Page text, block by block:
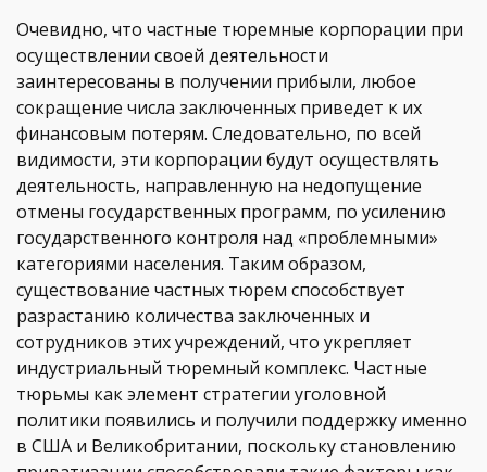
Очевидно, что частные тюремные корпорации при
осуществлении своей деятельности
заинтересованы в получении прибыли, любое
сокращение числа заключенных приведет к их
финансовым потерям. Следовательно, по всей
видимости, эти корпорации будут осуществлять
деятельность, направленную на недопущение
отмены государственных программ, по усилению
государственного контроля над «проблемными»
категориями населения. Таким образом,
существование частных тюрем способствует
разрастанию количества заключенных и
сотрудников этих учреждений, что укрепляет
индустриальный тюремный комплекс. Частные
тюрьмы как элемент стратегии уголовной
политики появились и получили поддержку именно
в США и Великобритании, поскольку становлению